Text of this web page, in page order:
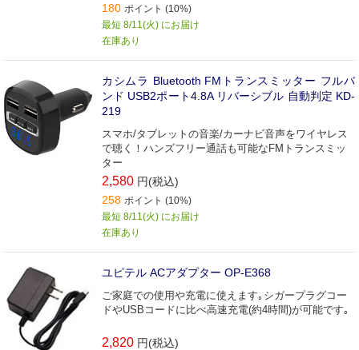
180 ポイント (10%)
最短 8/11(火) にお届け
在庫あり
カシムラ Bluetooth FMトランスミッター フルバ
ンド USB2ポート4.8A リバーシブル 自動判定 KD-
219
スマホ/タブレットの音楽/カーナビ音声をワイヤレス
で聴く！ハンズフリー通話も可能なFMトランスミッ
ター
2,580 円(税込)
258 ポイント (10%)
最短 8/11(火) にお届け
在庫あり
ユピテル ACアダプター OP-E368
ご家庭での使用や充電に使えます｡シガープラグコー
ドやUSBコードに比べ高速充電(約4時間)が可能です｡
2,820 円(税込)